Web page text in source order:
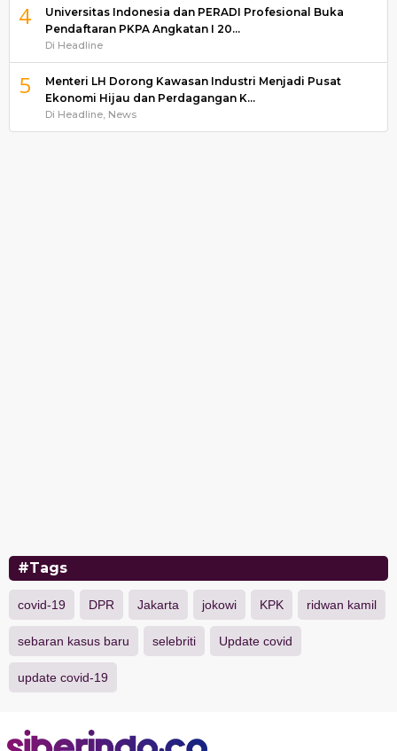
4
Universitas Indonesia dan PERADI Profesional Buka
Pendaftaran PKPA Angkatan I 20…
Di Headline
5
Menteri LH Dorong Kawasan Industri Menjadi Pusat
Ekonomi Hijau dan Perdagangan K…
Di Headline, News
#Tags
covid-19 DPR Jakarta jokowi KPK ridwan kamil
sebaran kasus baru selebriti Update covid
update covid-19